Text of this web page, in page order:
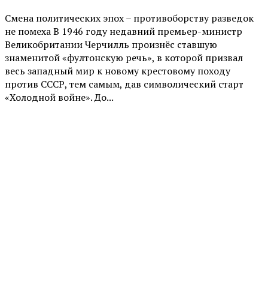
Смена политических эпох – противоборству разведок
не помеха В 1946 году недавний премьер-министр
Великобритании Черчилль произнёс ставшую
знаменитой «фултонскую речь», в которой призвал
весь западный мир к новому крестовому походу
против СССР, тем самым, дав символический старт
«Холодной войне». До...